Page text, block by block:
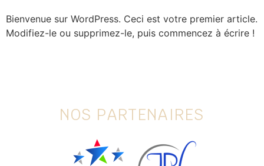
Bienvenue sur WordPress. Ceci est votre premier article.
Modifiez-le ou supprimez-le, puis commencez à écrire !
NOS PARTENAIRES